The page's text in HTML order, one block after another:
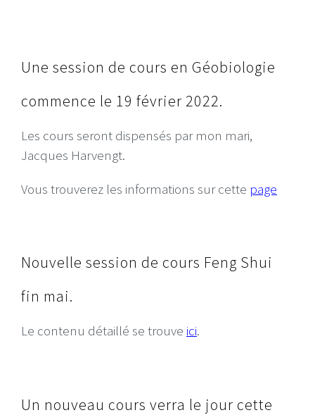
Une session de cours en Géobiologie
commence le 19 février 2022.
Les cours seront dispensés par mon mari,
Jacques Harvengt.
Vous trouverez les informations sur cette page
Nouvelle session de cours Feng Shui
fin mai.
Le contenu détaillé se trouve ici.
Un nouveau cours verra le jour cette